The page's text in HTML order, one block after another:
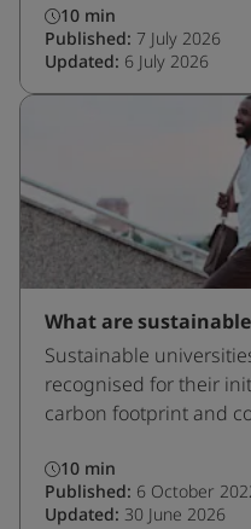
10 min
Published: 7 July 2026
Updated: 6 July 2026
What are
Sustainable
recognised for their
carbon footprint and
10 min
Published: 6 October
Updated: 30 June 2026